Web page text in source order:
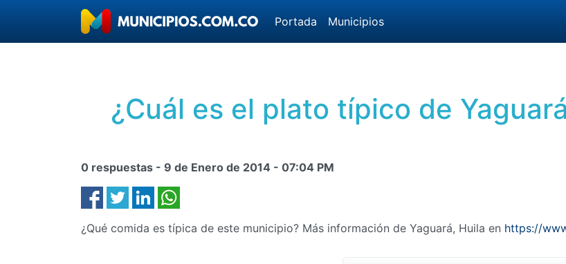
Portada Municipios
¿Cuál es el plato típico de
0 respuestas - 9 de Enero de 2014 - 07:04 PM
¿Qué comida es típica de este municipio? Más información de Yaguará, Huila en https://